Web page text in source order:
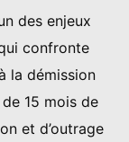
des enjeux
confronte
la démission
15 mois de
et d’outrage